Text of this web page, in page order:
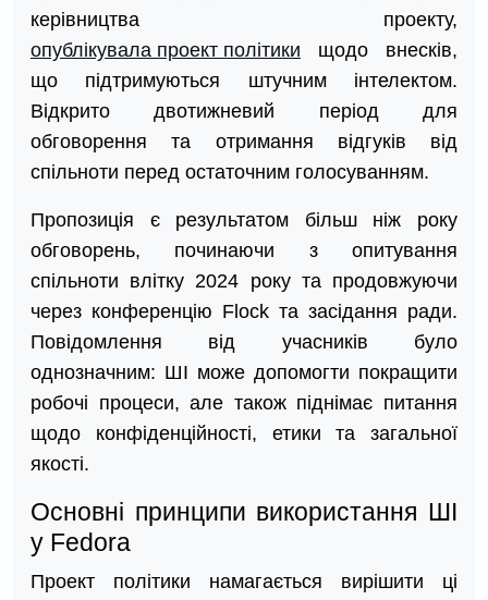
керівництва проекту,
опублікувала проект політики щодо внесків,
що підтримуються штучним інтелектом.
Відкрито двотижневий період для
обговорення та отримання відгуків від
спільноти перед остаточним голосуванням.
Пропозиція є результатом більш ніж року
обговорень, починаючи з опитування
спільноти влітку 2024 року та продовжуючи
через конференцію Flock та засідання ради.
Повідомлення від учасників було
однозначним: ШІ може допомогти покращити
робочі процеси, але також піднімає питання
щодо конфіденційності, етики та загальної
якості.
Основні принципи використання ШІ
у Fedora
Проект політики намагається вирішити ці